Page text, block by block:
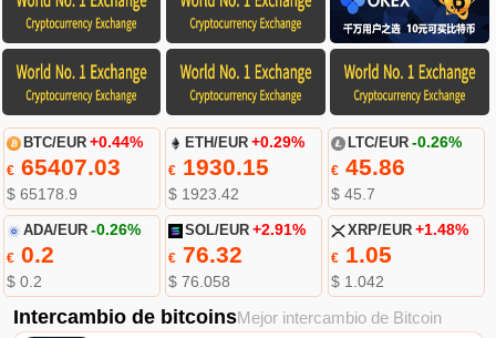
BTC/EUR +0.44%
€65407.03
$ 65178.9
ETH/EUR +0.29%
€ 1930.15
$ 1923.42
LTC/EUR -0.26%
€45.86
$ 45.7
ADA/EUR -0.26%
€0.2
$ 0.2
SOL/EUR +2.91%
€ 76.32
$ 76.058
XRP/EUR +1.48%
€1.05
$ 1.042
Intercambio de bitcoinsMejor intercambio de Bitcoin